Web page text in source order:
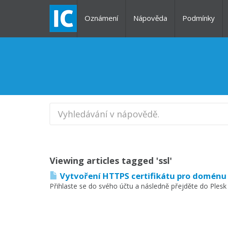
Oznámení Nápověda Podmínky
Viewing articles tagged 'ssl'
Vytvoření HTTPS certifikátu pro
Přihlaste se do svého účtu a následně přejděte do